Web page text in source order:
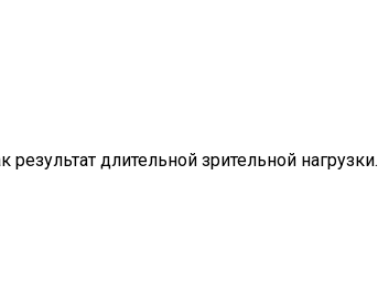
длительной зрительной нагрузки.